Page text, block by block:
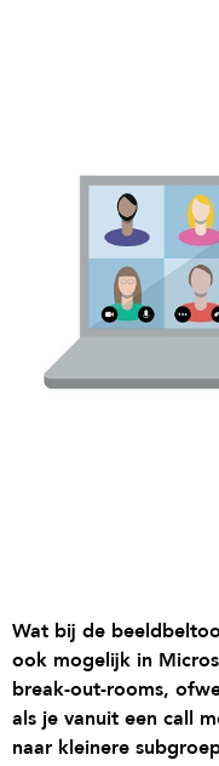
Wat bij de
ook mogelijk in
break-out-rooms,
als je vanuit een call
naar kleinere